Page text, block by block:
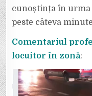
cunoștința în
peste câteva
Comentariul
locuitor în zonă: